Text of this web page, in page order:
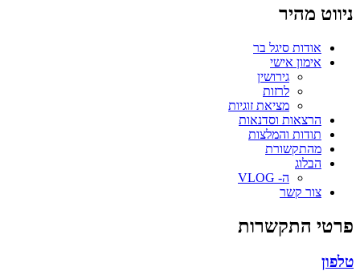
ניווט מהיר
אודות סיגל בר
אימון אישי
גירושין
לרזות
מציאת זוגיות
הרצאות וסדנאות
תודות והמלצות
מהתקשורת
הבלוג
ה- VLOG
צור קשר
פרטי התקשרות
טלפון